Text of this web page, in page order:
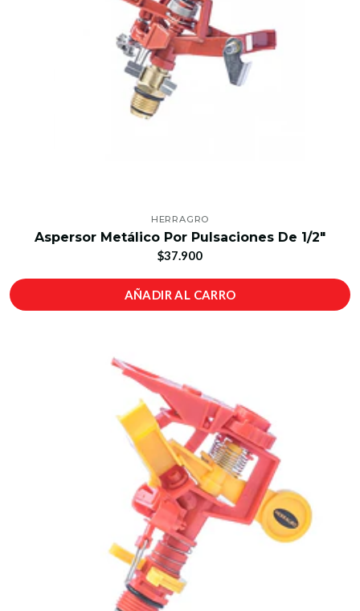
HERRAGRO
Aspersor Metálico Por Pulsaciones De 1/2"
$37.900
AÑADIR AL CARRO